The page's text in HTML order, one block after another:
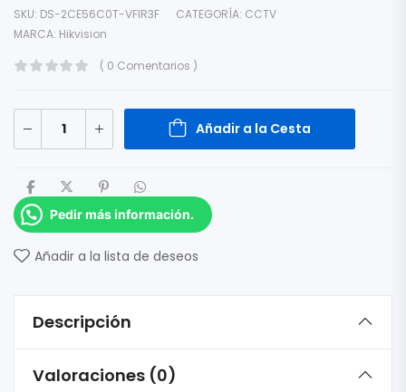
SKU: DS-2CE56C0T-VFIR3F CATEGORÍA: CCTV
MARCA: Hikvision
( 0 Comentarios )
Añadir a la Cesta
Pedir más información.
Añadir a la lista de deseos
Descripción
Valoraciones (0)